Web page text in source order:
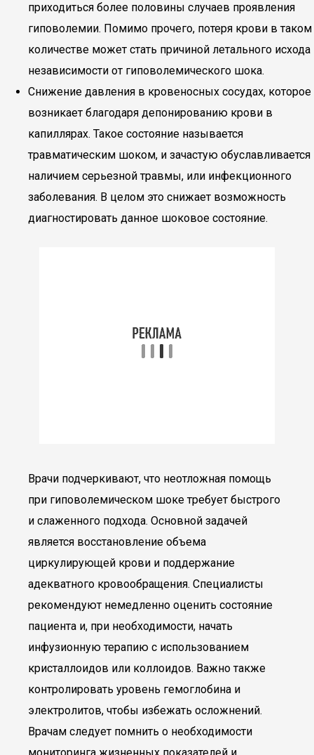
приходиться более половины случаев проявления
гиповолемии. Помимо прочего, потеря крови в таком
количестве может стать причиной летального исхода
независимости от гиповолемического шока.
Снижение давления в кровеносных сосудах, которое
возникает благодаря депонированию крови в
капиллярах. Такое состояние называется
травматическим шоком, и зачастую обуславливается
наличием серьезной травмы, или инфекционного
заболевания. В целом это снижает возможность
диагностировать данное шоковое состояние.
Врачи подчеркивают, что неотложная помощь
при гиповолемическом шоке требует быстрого
и слаженного подхода. Основной задачей
является восстановление объема
циркулирующей крови и поддержание
адекватного кровообращения. Специалисты
рекомендуют немедленно оценить состояние
пациента и, при необходимости, начать
инфузионную терапию с использованием
кристаллоидов или коллоидов. Важно также
контролировать уровень гемоглобина и
электролитов, чтобы избежать осложнений.
Врачам следует помнить о необходимости